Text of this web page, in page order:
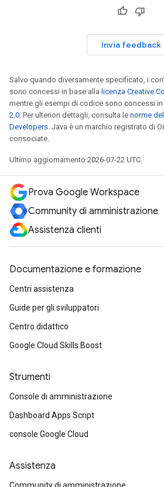
Invia feedback
Salvo quando diversamente specificato, i
sono concessi in base alla licenza Creative
mentre gli esempi di codice sono concessi in
2.0 . Per ulteriori dettagli, consulta le norme
Developers . Java è un marchio registrato di
consociate.
Ultimo aggiornamento 2026-07-22 UTC.
Prova Google Workspace
Community di amministrazione
Assistenza clienti
Documentazione e formazione
Centri assistenza
Guide per gli sviluppatori
Centro didattico
Google Cloud Skills Boost
Strumenti
Console di amministrazione
Dashboard Apps Script
console Google Cloud
Assistenza